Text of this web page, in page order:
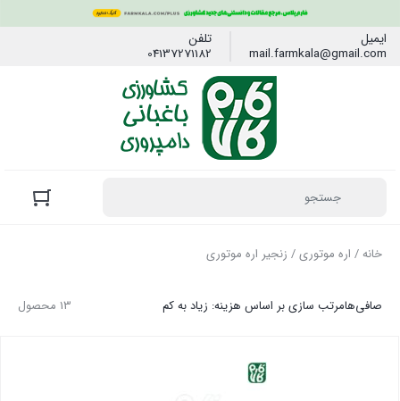
ایمیل
mail.farmkala@gmail.com
تلفن
04137271182
خانه/ اره موتوری/ زنجیر اره موتوری
13 محصول صافی‌هامرتب سازی بر اساس هزینه: زیاد به کم